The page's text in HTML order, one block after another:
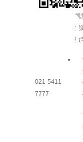
021-5411-
7777
增
视
党
数